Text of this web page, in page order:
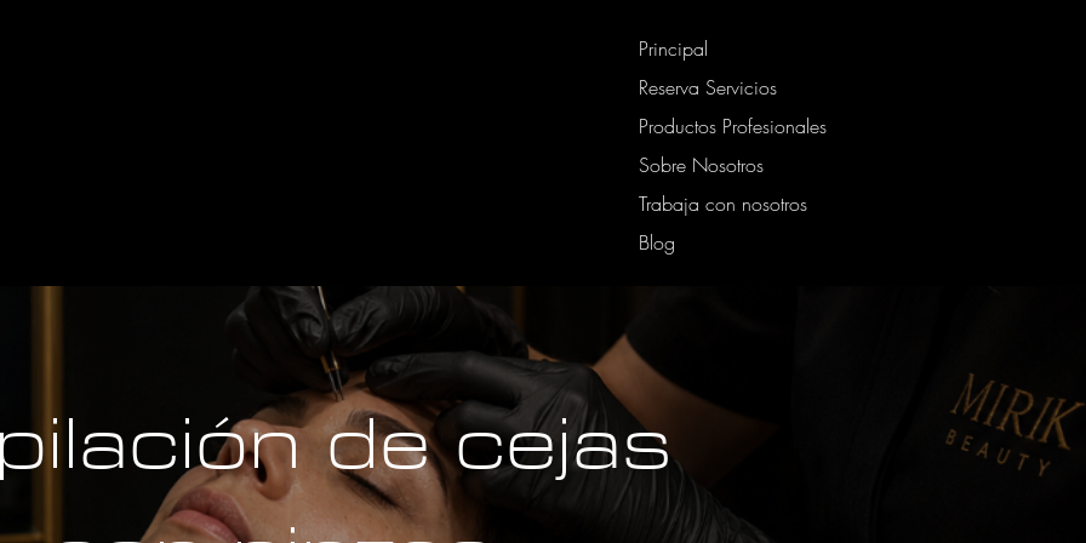
Principal
Reserva Servicios
Productos Profesionales
Sobre Nosotros
Trabaja con nosotros
Blog
de cejas